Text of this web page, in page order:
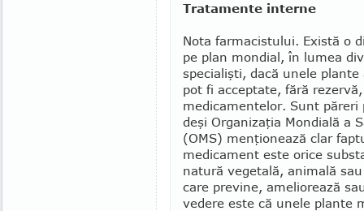
Tratamente interne
Nota farmacistului. E­xis­tă o
pe plan mondial, în lumea
specialişti, dacă unele
pot fi ac­ceptate, fără
medicamentelor. Sunt pă­reri
deşi Or­ga­nizaţia Mondială a
(OMS) menţionează clar
medicament este orice
natură vegetală, animală
care previne, ameliorează
vedere este că unele plante